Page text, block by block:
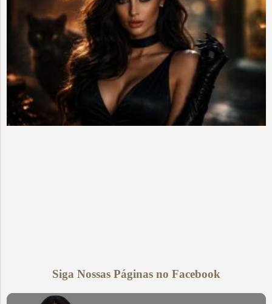
Siga Nossas Páginas no Facebook